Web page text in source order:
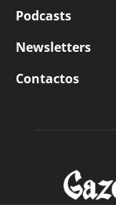
Podcasts
Newsletters
Contactos